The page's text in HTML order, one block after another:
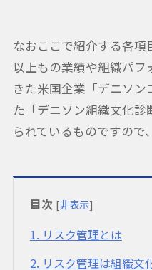
なおここで紹介する各
以上もの業績や組織パフ
きた米国企業「デニソ
た「デニソン組織文化診
られているものですので
目次 [非表示]
1 リスク管理とは
2 リスク管理は組織文